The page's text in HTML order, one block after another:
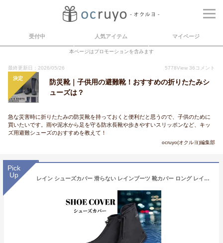
受付中 人気アイテム マイページ
本ページはプロモーションを含みます
最終更新日：2026/05/26 5778View 36 コメント
決定
防災靴｜子供用の避難靴！おすすめの折りたたみシ
ューズは？
急な災害時に折りたたみの防災靴を持っておくと便利だと思うので、子供のために
買いたいです。雨や泥水から足を守る防水長靴や歩きやすいスリッポンなど、キッ
ズ用避難シューズのおすすめを教えて！
ocruyo(オクルヨ)編集部
Pick
Up
レイン シューズカバー 滑らない レインブーツ 靴カバー ロング レインブーツカバー レイングッズ 雨用 防水 アウトドア 折りたたみ 折り畳み 長靴 持ち運び 雨 防災 災害 通学 ゲリラ 雨対策 梅雨 キッズ こども 子供用 メンズ レディース 男女兼用